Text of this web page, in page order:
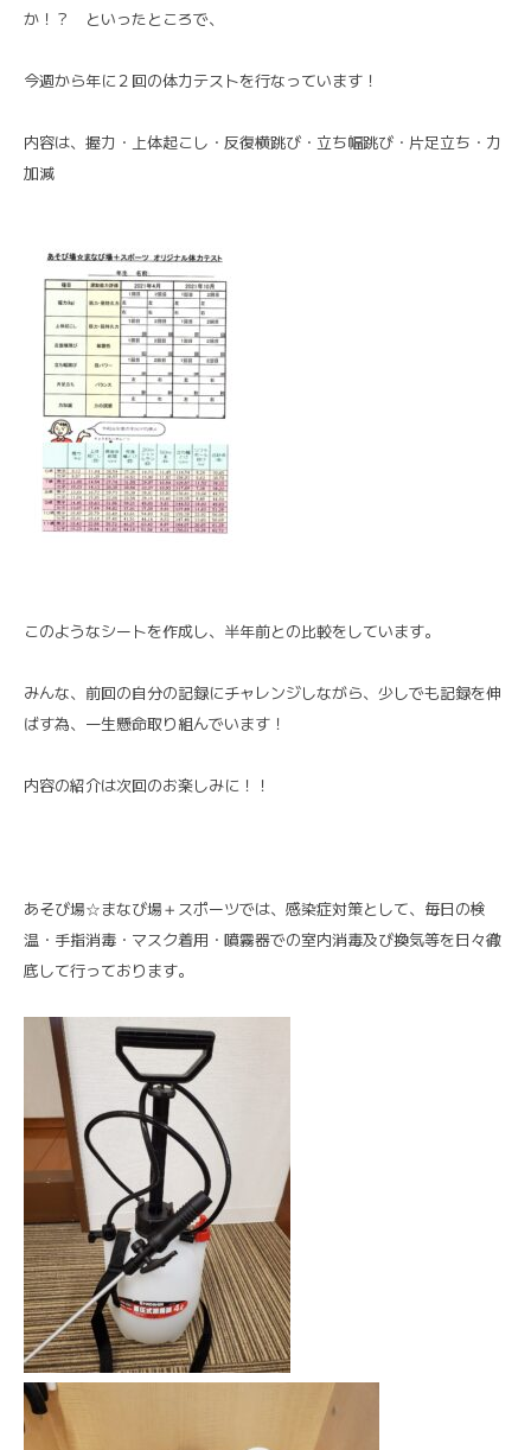
か！？ といったところで、
今週から年に２回の体力テストを行なっています！
内容は、握力・上体起こし・反復横跳び・立ち幅跳び・片足立ち・力
加減
このようなシートを作成し、半年前との比較をしています。
みんな、前回の自分の記録にチャレンジしながら、少しでも記録を伸
ばす為、一生懸命取り組んでいます！
内容の紹介は次回のお楽しみに！！
あそび場☆まなび場＋スポーツでは、感染症対策として、毎日の検
温・手指消毒・マスク着用・噴霧器での室内消毒及び換気等を日々徹
底して行っております。